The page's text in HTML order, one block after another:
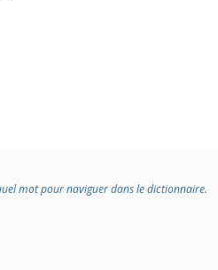
mot pour naviguer dans le dictionnaire.